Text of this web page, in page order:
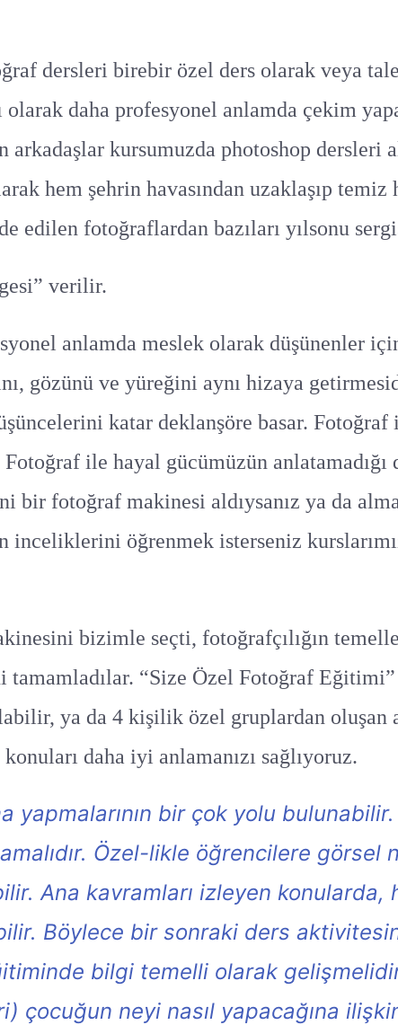
dersleri birebir özel ders olarak veya
olarak daha profesyonel anlamda çekim
arkadaşlar kursumuzda photoshop dersleri
hem şehrin havasından uzaklaşıp
edilen fotoğraflardan bazıları yılsonu
verilir.
anlamda meslek olarak düşünenler
gözünü ve yüreğini aynı hizaya
katar deklanşöre basar. Fotoğraf
ile hayal gücümüzün anlatamadığı
bir fotoğraf makinesi aldıysanız ya da
öğrenmek isterseniz
bizimle seçti, fotoğrafçılığın
“Size Özel Fotoğraf
ya da 4 kişilik özel gruplardan
daha iyi anlamanızı sağlıyoruz.
yapmalarının bir çok yolu
Özel-likle öğrencilere
Ana kavramları izleyen
Böylece bir sonraki ders
bilgi temelli olarak
neyi nasıl yapacağına